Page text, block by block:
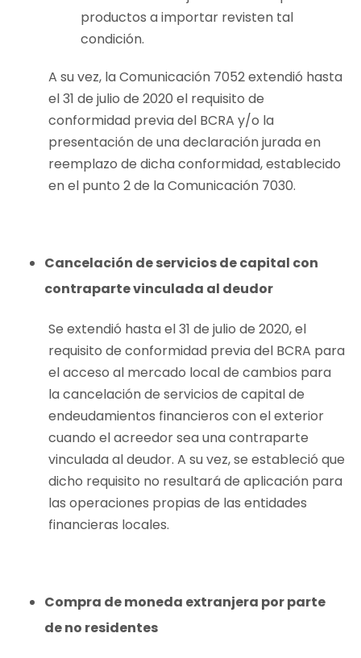
productos a importar revisten tal
condición.
A su vez, la Comunicación 7052 extendió hasta
el 31 de julio de 2020 el requisito de
conformidad previa del BCRA y/o la
presentación de una declaración jurada en
reemplazo de dicha conformidad, establecido
en el punto 2 de la Comunicación 7030.
Cancelación de servicios de capital con
contraparte vinculada al deudor
Se extendió hasta el 31 de julio de 2020, el
requisito de conformidad previa del BCRA para
el acceso al mercado local de cambios para
la cancelación de servicios de capital de
endeudamientos financieros con el exterior
cuando el acreedor sea una contraparte
vinculada al deudor. A su vez, se estableció que
dicho requisito no resultará de aplicación para
las operaciones propias de las entidades
financieras locales.
Compra de moneda extranjera por parte
de no residentes